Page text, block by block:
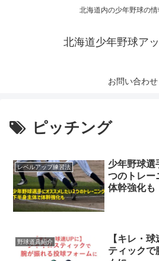
北海道内の少年野球の
北海道少年野球ア
お問い合わせ
ピッチング
レベルアップ練習法
少年野球選
つのトレー
体幹強化も
野球道具紹介
【キレ・
ティックで